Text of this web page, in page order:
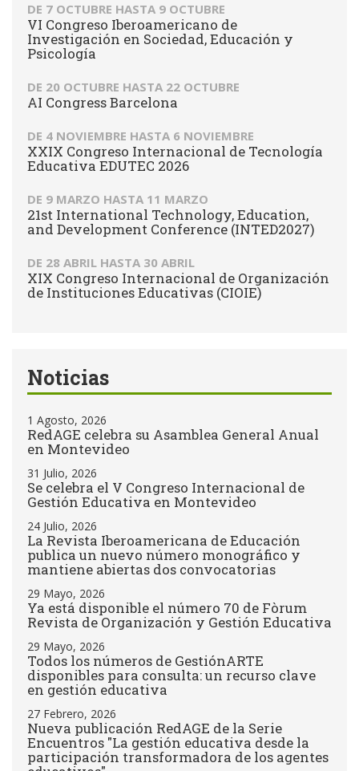
DE 7 OCTUBRE HASTA 9 OCTUBRE
VI Congreso Iberoamericano de
Investigación en Sociedad, Educación y
Psicología
DE 20 OCTUBRE HASTA 22 OCTUBRE
AI Congress Barcelona
DE 4 NOVIEMBRE HASTA 6 NOVIEMBRE
XXIX Congreso Internacional de Tecnología
Educativa EDUTEC 2026
DE 9 MARZO HASTA 11 MARZO
21st International Technology, Education,
and Development Conference (INTED2027)
DE 28 ABRIL HASTA 30 ABRIL
XIX Congreso Internacional de Organización
de Instituciones Educativas (CIOIE)
Noticias
1 Agosto, 2026
RedAGE celebra su Asamblea General Anual
en Montevideo
31 Julio, 2026
Se celebra el V Congreso Internacional de
Gestión Educativa en Montevideo
24 Julio, 2026
La Revista Iberoamericana de Educación
publica un nuevo número monográfico y
mantiene abiertas dos convocatorias
29 Mayo, 2026
Ya está disponible el número 70 de Fòrum
Revista de Organización y Gestión Educativa
29 Mayo, 2026
Todos los números de GestiónARTE
disponibles para consulta: un recurso clave
en gestión educativa
27 Febrero, 2026
Nueva publicación RedAGE de la Serie
Encuentros "La gestión educativa desde la
participación transformadora de los agentes